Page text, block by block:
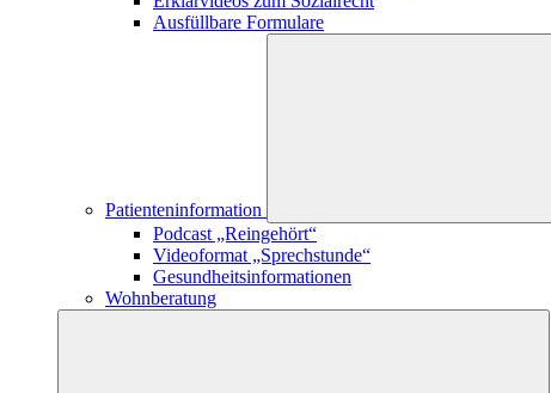
Ausfüllbare Formulare
Patienteninformation
Podcast „Reingehört“
Videoformat „Sprechstunde“
Gesundheitsinformationen
Wohnberatung